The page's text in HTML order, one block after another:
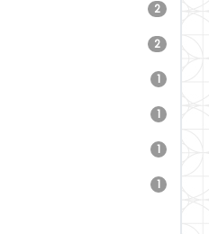
2
2
1
1
1
1